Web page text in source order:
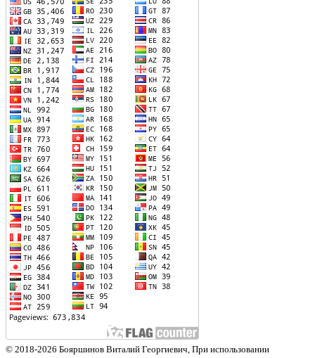
© 2018-2026 Бояршинов Виталий Георгиевич, При использовании